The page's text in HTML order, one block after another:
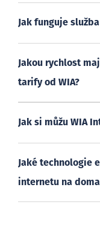
Jak funguje
Jakou rychlost
tarify od WIA?
Jak si můžu WIA
Jaké technologie
internetu na